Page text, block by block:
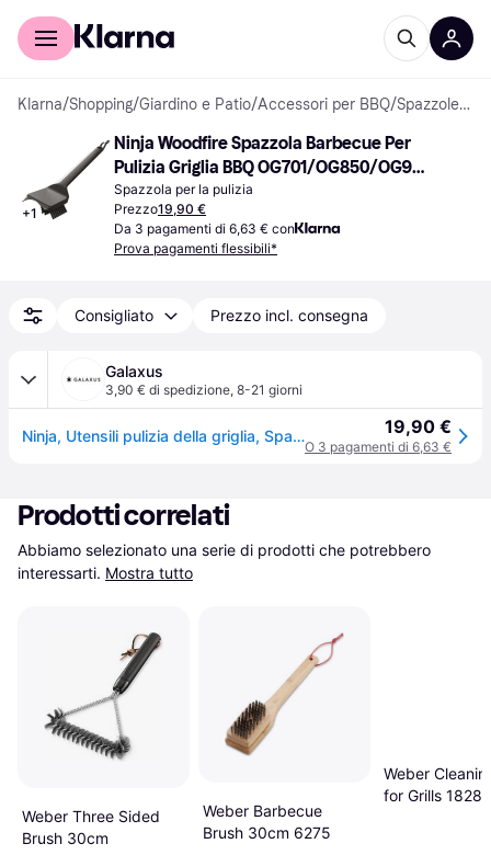
Per il tuo shopping
Klarna/Shopping/Giardino e Patio/Accessori per BBQ/ Spazzole per la pulizia
+1
Ninja Woodfire Spazzola Barbecue Per
Pulizia Griglia BBQ OG701/OG850/OG901
Nero
Spazzola per la pulizia
Prezzo19,90 €
Da 3 pagamenti di 6,63 € con
Prova pagamenti flessibili*
Consigliato Prezzo incl. consegna
Galaxus
3,90 € di spedizione, 8-21 giorni
Ninja, Utensili pulizia della griglia, Spazzola di pulizia (30.90cm) 19,90 €
O 3 pagamenti di 6,63 €
Prodotti correlati
Abbiamo selezionato una serie di prodotti che potrebbero
interessarti. Mostra tutto
Weber Three Sided
Brush 30cm
Weber Barbecue
Brush 30cm 6275
Weber
for Grills 18284